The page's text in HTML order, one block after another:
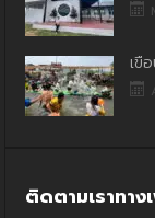
เขื่
ติดตามเราทา